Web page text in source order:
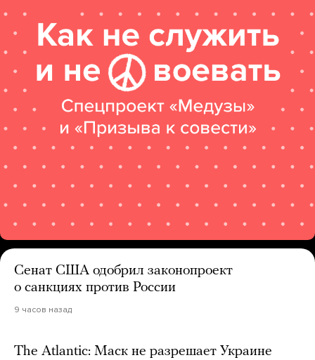
Сенат США одобрил законопроект
о санкциях против России
9 часов назад
The Atlantic: Маск не разрешает Украине